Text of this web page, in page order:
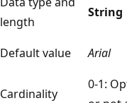
length
String
Default value Arial
Cardinality
0-1: